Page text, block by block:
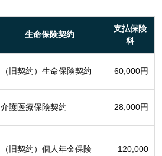
生命保険契約
支払保険
料
（旧契約）生命保険契約 60,000円
介護医療保険契約 28,000円
（旧契約）個人年金保険
120,000